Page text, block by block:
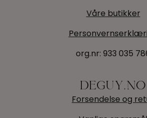
Våre butikker
org.nr: 933 035
Forsendelse og